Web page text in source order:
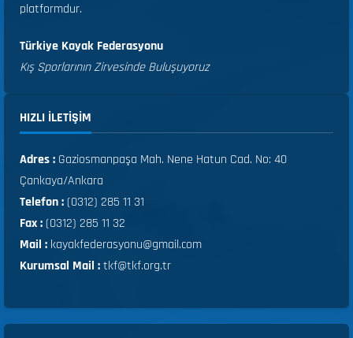
platformdur.
Türkiye Kayak Federasyonu
Kış Sporlarının Zirvesinde Buluşuyoruz
HIZLI ILETIŞIM
Adres : Gaziosmanpaşa Mah. Nene Hatun Cad. No: 40
Çankaya/Ankara
Telefon :(0312) 285 11 31
Fax :(0312) 285 11 32
Mail : kayakfederasyonu@gmail.com
Kurumsal Mail :tkf@tkf.org.tr